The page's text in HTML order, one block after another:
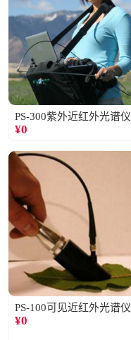
PS-300紫外近红外光谱仪
¥0
PS-100可见近红外光谱仪
¥0